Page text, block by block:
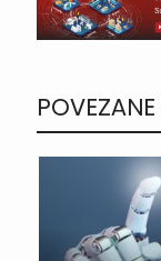
POVEZANE